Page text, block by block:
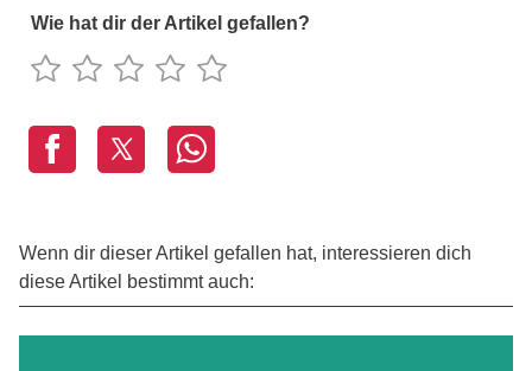
Wie hat dir der Artikel gefallen?
Wenn dir dieser Artikel gefallen hat, interessieren dich
diese Artikel bestimmt auch: